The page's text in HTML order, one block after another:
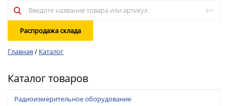
Распродажа склада
Главная / Каталог
Каталог товаров
Радиоизмерительное оборудование